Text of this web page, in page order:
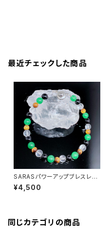
最近チェックした商品
SARASパワーアップブレスレッ
ト
¥4,500
同じカテゴリの商品